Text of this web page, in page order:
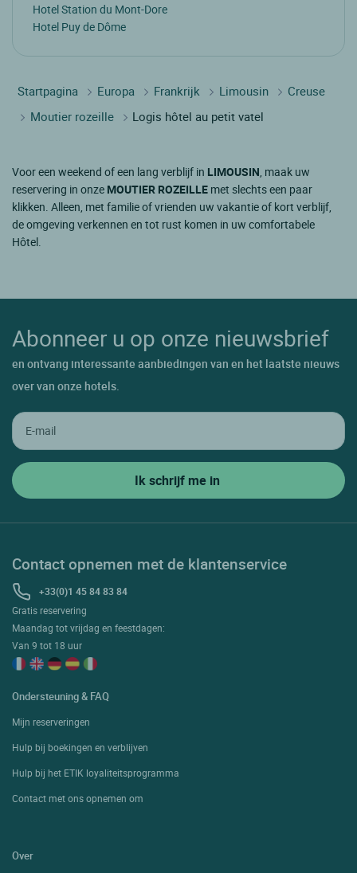
Hotel Station du Mont-Dore
Hotel Puy de Dôme
Startpagina Europa Frankrijk Limousin
Creuse
Moutier rozeille
Logis hôtel au petit vatel
Voor een weekend of een lang verblijf in LIMOUSIN , maak uw
reservering in onze MOUTIER ROZEILLE met slechts een paar
klikken. Alleen, met familie of vrienden uw vakantie of kort verblijf,
de omgeving verkennen en tot rust komen in uw comfortabele
Hôtel.
Abonneer u op onze nieuwsbrief
en ontvang interessante aanbiedingen van en het laatste nieuws
over van onze hotels.
Contact opnemen met de klantenservice
+33(0)1 45 84 83 84
Gratis reservering
Maandag tot vrijdag en feestdagen:
Van 9 tot 18 uur
Ondersteuning & FAQ
Mijn reserveringen
Hulp bij boekingen en verblijven
Hulp bij het ETIK loyaliteitsprogramma
Contact met ons opnemen om
Over